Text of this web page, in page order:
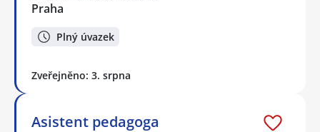
Praha
Plný úvazek
Zveřejněno: 3. srpna
Asistent pedagoga